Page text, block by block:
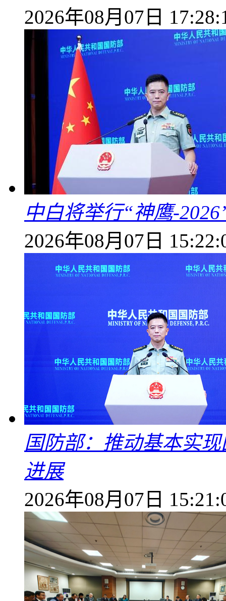
2026年08月07日
中白将举行“神鹰-
2026年08月07日
国防部：推动基本实
进展
2026年08月07日